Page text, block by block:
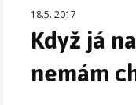
18.5. 2017
Když já
nemám